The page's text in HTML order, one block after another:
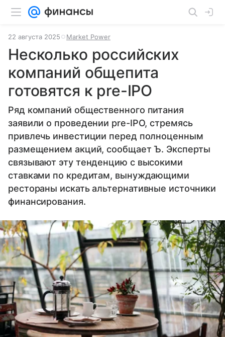
22 августа 2025 Market Power
Несколько российских
компаний общепита
готовятся к pre-IPO
Ряд компаний общественного питания
заявили о проведении pre-IPO, стремясь
привлечь инвестиции перед полноценным
размещением акций, сообщает Ъ. Эксперты
связывают эту тенденцию с высокими
ставками по кредитам, вынуждающими
рестораны искать альтернативные источники
финансирования.